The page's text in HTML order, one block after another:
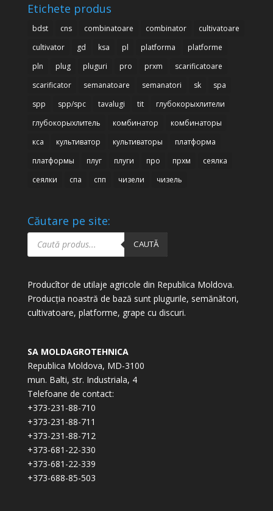
Etichete produs
bdst cns combinatoare combinator
cultivatoare
cultivator
gd ksa pl platforma
platforme
pln
plug pluguri pro prxm
scarificatoare
scarificator
semanatoare semanatori sk
spa
spp
spp/spc tavalugi tit
глубокорыхлители
глубокорыхлитель
комбинатор
комбинаторы
кса
культиватор культиваторы
платформа
платформы
плуг плуги про прхм
сеялка
сеялки
спа спп чизели чизель
Căutare pe site:
Products
search CAUTĂ
Producîtor de utilaje agricole din Republica Moldova.
Producția noastră de bază sunt plugurile, semănători,
cultivatoare, platforme, grape cu discuri.
SA MOLDAGROTEHNICA
Republica Moldova, MD-3100
mun. Balti, str. Industriala, 4
Telefoane de contact:
+373-231-88-710
+373-231-88-711
+373-231-88-712
+373-681-22-330
+373-681-22-339
+373-688-85-503